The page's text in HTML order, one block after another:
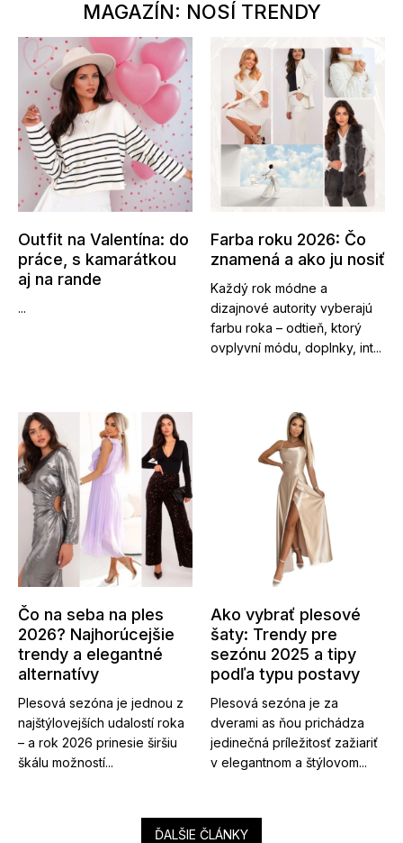
MAGAZÍN: NOSÍ TRENDY
Outfit na Valentína: do
práce, s kamarátkou
aj na rande
...
Farba roku 2026: Čo
znamená a ako ju nosiť
Každý rok módne a
dizajnové autority vyberajú
farbu roka – odtieň, ktorý
ovplyvní módu, doplnky, int...
Čo na seba na ples
2026? Najhorúcejšie
trendy a elegantné
alternatívy
Plesová sezóna je jednou z
najštýlovejších udalostí roka
– a rok 2026 prinesie širšiu
škálu možností...
Ako vybrať plesové
šaty: Trendy pre
sezónu 2025 a tipy
podľa typu postavy
Plesová sezóna je za
dverami as ňou prichádza
jedinečná príležitosť zažiariť
v elegantnom a štýlovom...
ĎALŠIE ČLÁNKY